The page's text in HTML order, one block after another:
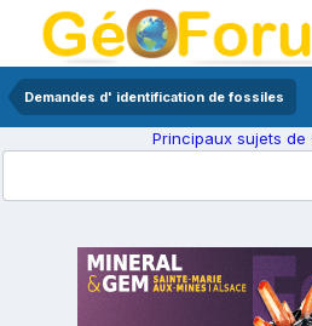
Demandes d' identification de fossiles
Principaux sujets de